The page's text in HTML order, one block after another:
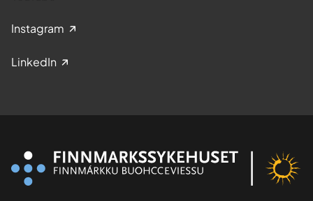
Instagram
LinkedIn